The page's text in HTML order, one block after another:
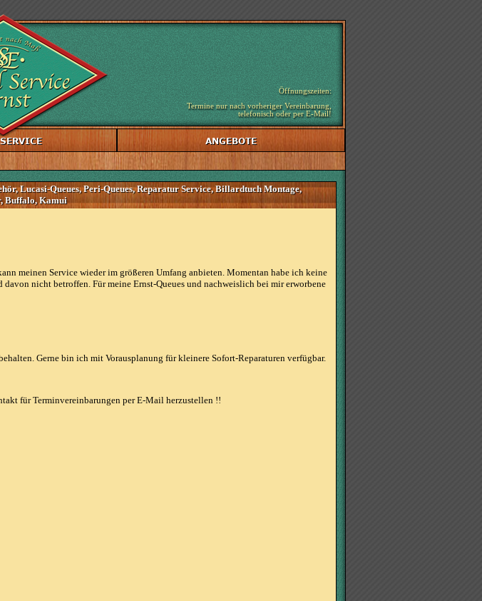
Öffnungszeiten:
Termine nur nach vorheriger Vereinbarung,
telefonisch oder per E-Mail!
Lucasi-Queues, Peri-Queues, Reparatur Service, Billardtuch Montage,
Buffalo, Kamui
meinen Service wieder im größeren Umfang anbieten. Momentan habe ich keine
nicht betroffen. Für meine Ernst-Queues und nachweislich bei mir erworbene
Gerne bin ich mit Vorausplanung für kleinere Sofort-Reparaturen verfügbar.
für Terminvereinbarungen per E-Mail herzustellen !!